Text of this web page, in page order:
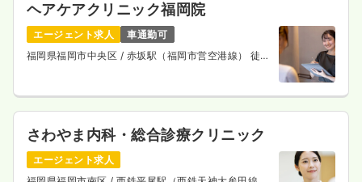
ヘアケアクリニック福岡院
エージェント求人
車通勤可
福岡県福岡市中央区 / 赤坂駅（福岡市営空港線） 徒歩
さわやま内科・総合診療クリニック
エージェント求人